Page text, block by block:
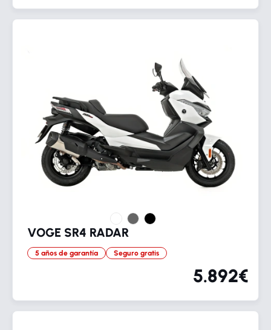
VOGE SR4 RADAR
5 años de garantía Seguro gratis
5.892€